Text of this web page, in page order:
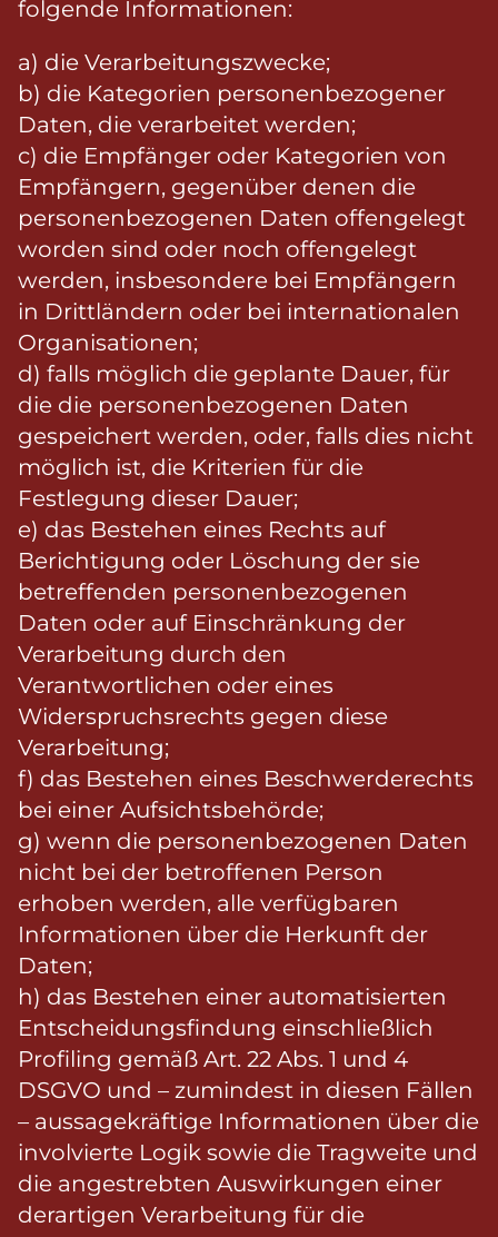
folgende Informationen:
a) die Verarbeitungszwecke;
b) die Kategorien personenbezogener
Daten, die verarbeitet werden;
c) die Empfänger oder Kategorien von
Empfängern, gegenüber denen die
personenbezogenen Daten offengelegt
worden sind oder noch offengelegt
werden, insbesondere bei Empfängern
in Drittländern oder bei internationalen
Organisationen;
d) falls möglich die geplante Dauer, für
die die personenbezogenen Daten
gespeichert werden, oder, falls dies nicht
möglich ist, die Kriterien für die
Festlegung dieser Dauer;
e) das Bestehen eines Rechts auf
Berichtigung oder Löschung der sie
betreffenden personenbezogenen
Daten oder auf Einschränkung der
Verarbeitung durch den
Verantwortlichen oder eines
Widerspruchsrechts gegen diese
Verarbeitung;
f) das Bestehen eines Beschwerderechts
bei einer Aufsichtsbehörde;
g) wenn die personenbezogenen Daten
nicht bei der betroffenen Person
erhoben werden, alle verfügbaren
Informationen über die Herkunft der
Daten;
h) das Bestehen einer automatisierten
Entscheidungsfindung einschließlich
Profiling gemäß Art. 22 Abs. 1 und 4
DSGVO und – zumindest in diesen Fällen
– aussagekräftige Informationen über die
involvierte Logik sowie die Tragweite und
die angestrebten Auswirkungen einer
derartigen Verarbeitung für die